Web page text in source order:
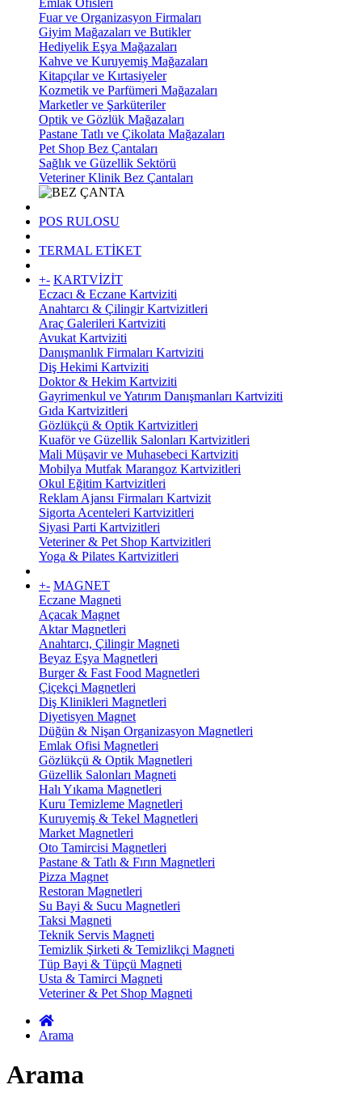
Emlak Ofisleri
Fuar ve Organizasyon Firmaları
Giyim Mağazaları ve Butikler
Hediyelik Eşya Mağazaları
Kahve ve Kuruyemiş Mağazaları
Kitapçılar ve Kırtasiyeler
Kozmetik ve Parfümeri Mağazaları
Marketler ve Şarküteriler
Optik ve Gözlük Mağazaları
Pastane Tatlı ve Çikolata Mağazaları
Pet Shop Bez Çantaları
Sağlık ve Güzellik Sektörü
Veteriner Klinik Bez Çantaları
POS RULOSU
TERMAL ETİKET
+- KARTVİZİT
Eczacı & Eczane Kartviziti
Anahtarcı & Çilingir Kartvizitleri
Araç Galerileri Kartviziti
Avukat Kartviziti
Danışmanlık Firmaları Kartviziti
Diş Hekimi Kartviziti
Doktor & Hekim Kartviziti
Gayrimenkul ve Yatırım Danışmanları Kartviziti
Gıda Kartvizitleri
Gözlükçü & Optik Kartvizitleri
Kuaför ve Güzellik Salonları Kartvizitleri
Mali Müşavir ve Muhasebeci Kartviziti
Mobilya Mutfak Marangoz Kartvizitleri
Okul Eğitim Kartvizitleri
Reklam Ajansı Firmaları Kartvizit
Sigorta Acenteleri Kartvizitleri
Siyasi Parti Kartvizitleri
Veteriner & Pet Shop Kartvizitleri
Yoga & Pilates Kartvizitleri
+- MAGNET
Eczane Magneti
Açacak Magnet
Aktar Magnetleri
Anahtarcı, Çilingir Magneti
Beyaz Eşya Magnetleri
Burger & Fast Food Magnetleri
Çiçekçi Magnetleri
Diş Klinikleri Magnetleri
Diyetisyen Magnet
Düğün & Nişan Organizasyon Magnetleri
Emlak Ofisi Magnetleri
Gözlükçü & Optik Magnetleri
Güzellik Salonları Magneti
Halı Yıkama Magnetleri
Kuru Temizleme Magnetleri
Kuruyemiş & Tekel Magnetleri
Market Magnetleri
Oto Tamircisi Magnetleri
Pastane & Tatlı & Fırın Magnetleri
Pizza Magnet
Restoran Magnetleri
Su Bayi & Sucu Magnetleri
Taksi Magneti
Teknik Servis Magneti
Temizlik Şirketi & Temizlikçi Magneti
Tüp Bayi & Tüpçü Magneti
Usta & Tamirci Magneti
Veteriner & Pet Shop Magneti
Arama
Arama